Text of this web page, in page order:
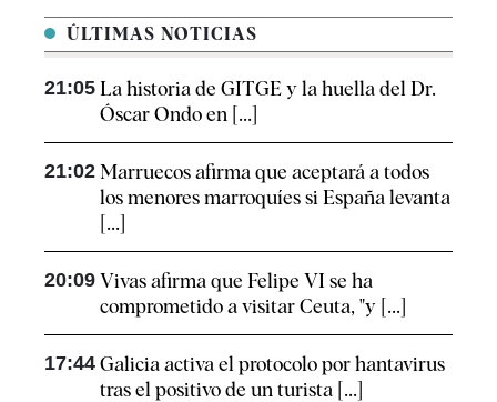
ÚLTIMAS NOTICIAS
21:05 La historia de GITGE y la huella del Dr.
Óscar Ondo en [...]
21:02 Marruecos afirma que aceptará a todos
los menores marroquíes si España levanta
[...]
20:09 Vivas afirma que Felipe VI se ha
comprometido a visitar Ceuta, "y [...]
17:44 Galicia activa el protocolo por hantavirus
tras el positivo de un turista [...]